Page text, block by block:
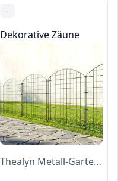
-
Dekorative Zäune
Thealyn Metall-Gartenzaun, 70cm H x 77cm B, 5 Paneele